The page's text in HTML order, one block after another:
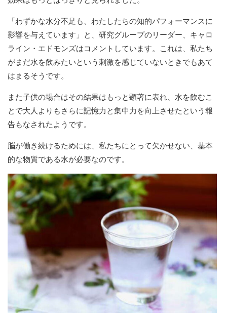
「わずかな水分不足も、わたしたちの知的パフォーマンスに
影響を与えています」と、研究グループのリーダー、キャロ
ライン・エドモンズはコメントしています。これは、私たち
がまだ水を飲みたいという刺激を感じていないときでもあて
はまるそうです。
また子供の場合はその結果はもっと顕著に表れ、水を飲むこ
とで大人よりもさらに記憶力と集中力を向上させたという報
告もなされたようです。
脳が働き続けるためには、私たちにとって欠かせない、基本
的な物質である水が必要なのです。